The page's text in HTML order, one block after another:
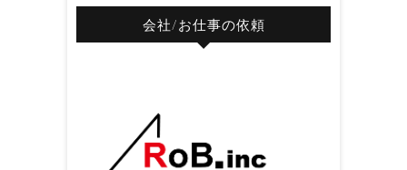
会社/お仕事の依頼